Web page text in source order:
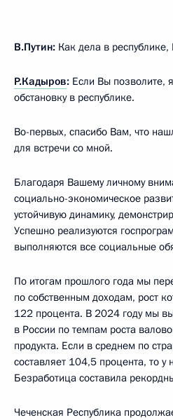
В.Путин: Как дела в
Р.Кадыров: Если Вы позволите,
обстановку в республике.
Во-первых, спасибо Вам, что
для встречи со мной.
Благодаря Вашему личному
социально-экономическое
устойчивую динамику,
Успешно реализуются
выполняются все социальные
По итогам прошлого года мы
по собственным доходам, рост
122 процента. В 2024 году мы
в России по темпам роста
продукта. Если в среднем по
составляет 104,5 процента, то
Безработица составила
Чеченская Республика